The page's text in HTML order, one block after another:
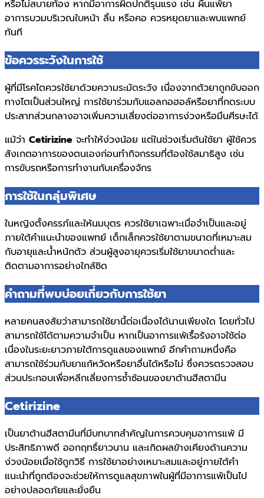
หรือไม่สบายท้อง หากมีอาการผิดปกติรุนแรง เช่น ผื่นแพ้ยา
อาการบวมบริเวณใบหน้า ลิ้น หรือคอ ควรหยุดยาและพบแพทย์
ทันที
ข้อควรระวังในการใช้
ผู้ที่มีโรคไตควรใช้ยาด้วยความระมัดระวัง เนื่องจากตัวยาถูกขับออก
ทางไตเป็นส่วนใหญ่ การใช้ยาร่วมกับแอลกอฮอล์หรือยาที่กดระบบ
ประสาทส่วนกลางอาจเพิ่มความเสี่ยงต่ออาการง่วงหรือมึนศีรษะได้
แม้ว่า Cetirizine จะทำให้ง่วงน้อย แต่ในช่วงเริ่มต้นใช้ยา ผู้ใช้ควร
สังเกตอาการของตนเองก่อนทำกิจกรรมที่ต้องใช้สมาธิสูง เช่น
การขับรถหรือการทำงานกับเครื่องจักร
การใช้ในกลุ่มพิเศษ
ในหญิงตั้งครรภ์และให้นมบุตร ควรใช้ยาเฉพาะเมื่อจำเป็นและอยู่
ภายใต้คำแนะนำของแพทย์ เด็กเล็กควรใช้ยาตามขนาดที่เหมาะสม
กับอายุและน้ำหนักตัว ส่วนผู้สูงอายุควรเริ่มใช้ยาขนาดต่ำและ
ติดตามอาการอย่างใกล้ชิด
คำถามที่พบบ่อยเกี่ยวกับการใช้ยา
หลายคนสงสัยว่าสามารถใช้ยานี้ต่อเนื่องได้นานเพียงใด โดยทั่วไป
สามารถใช้ได้ตามความจำเป็น หากเป็นอาการแพ้เรื้อรังอาจใช้ต่อ
เนื่องในระยะยาวภายใต้การดูแลของแพทย์ อีกคำถามหนึ่งคือ
สามารถใช้ร่วมกับยาแก้หวัดหรือยาอื่นได้หรือไม่ ซึ่งควรตรวจสอบ
ส่วนประกอบเพื่อหลีกเลี่ยงการซ้ำซ้อนของยาต้านฮีสตามีน
Cetirizine
เป็นยาต้านฮีสตามีนที่มีบทบาทสำคัญในการควบคุมอาการแพ้ มี
ประสิทธิภาพดี ออกฤทธิ์ยาวนาน และเกิดผลข้างเคียงด้านความ
ง่วงน้อยเมื่อใช้ถูกวิธี การใช้ยาอย่างเหมาะสมและอยู่ภายใต้คำ
แนะนำที่ถูกต้องจะช่วยให้การดูแลสุขภาพในผู้ที่มีอาการแพ้เป็นไป
อย่างปลอดภัยและยั่งยืน